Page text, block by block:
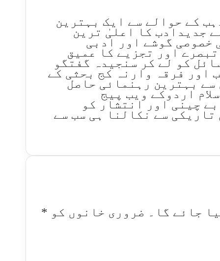
کے حوالے سے ایک بہترین
جدیدادب کا اعلیٰ ترین
خصوصی گوشے اور ادبی
اور تجزیے کا عمیق
کو لے کر سنجیدہ گفتگو
اور فرقہ وارنہ کج بحثی کے
سے بہترین رہنمائی حاصل
اردوکے ویب پیج
چینی اور انتشار کو
سے نکالنا ہی سب سے
جائے گا۔ ضروری خانوں کو *